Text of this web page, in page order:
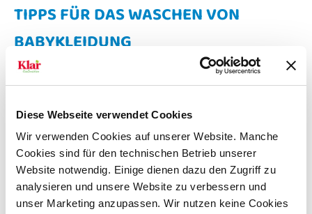
Diese Webseite verwendet Cookies
Wir verwenden Cookies auf unserer Website. Manche
Cookies sind für den technischen Betrieb unserer
Website notwendig. Einige dienen dazu den Zugriff zu
analysieren und unsere Website zu verbessern und
unser Marketing anzupassen. Wir nutzen keine Cookies
TIPPS FÜR DAS WASCHEN VON
BABYKLEIDUNG
Neben dem richtigen Waschmittel kommt es auch
auf die Anwendung an:
Weniger Waschmittel verwenden
Eine zu hohe Dosierung kann dazu führen, dass
Rückstände in der Kleidung verbleiben.
Zusätzlichen Spülgang nutzen